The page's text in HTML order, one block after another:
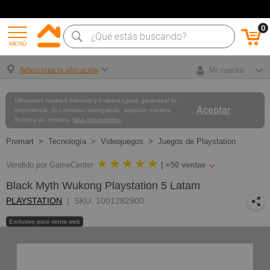
MENÚ
0
Selecciona tu ubicación Mi cuenta
Aceptar
Utilizamos cookies internas y externas para garantizar tu
experiencia. Al continuar navegando, aceptas nuestra
Política de cookies. Más información.
Tecnología Videojuegos Juegos de Playstation
Vendido por GameCenter ★ ★ ★ ★ ★ | +50 ventas
Black Myth Wukong Playstation 5 Latam
PLAYSTATION SKU: 1001282900
Exclusivo para venta web